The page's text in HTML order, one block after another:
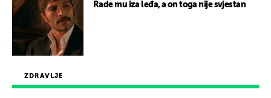
ZDRAVLJE
Rade mu iza leđa, a on toga nije svjestan